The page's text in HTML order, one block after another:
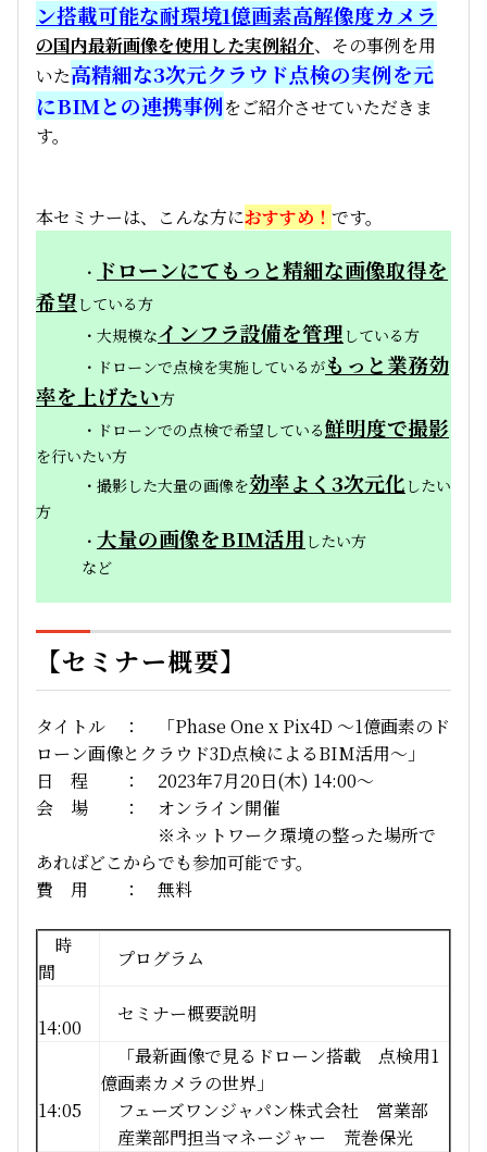
ン搭載可能な耐環境1億画素高解像度カメラ
の国内最新画像を使用した実例紹介、その事例を用
いた高精細な3次元クラウド点検の実例を元
にBIMとの連携事例をご紹介させていただきま
す。
本セミナーは、こんな方におすすめ！ です。
・ ドローンにてもっと精細な画像取得を
希望 している方
・大規模なインフラ設備を管理 している方
・ドローンで点検を実施しているがもっと業務効
率を上げたい方
・ドローンでの点検で希望している鮮明度で撮影
を行いたい方
・撮影した大量の画像を効率よく3次元化 したい
方
・ 大量の画像をBIM活用 したい方
など
【セミナー概要】
タイトル ： 「Phase One x Pix4D ～1億画素のド
ローン画像とクラウド3D点検によるBIM活用～」
日 程 ： 2023年7月20日(木) 14:00～
会 場 ： オンライン開催
※ネットワーク環境の整った場所で
あればどこからでも参加可能です。
費 用 ： 無料
時
間
プログラム
14:00
セミナー概要説明
14:05
「最新画像で見るドローン搭載 点検用1
億画素カメラの世界」
フェーズワンジャパン株式会社 営業部
産業部門担当マネージャー 荒巻保光